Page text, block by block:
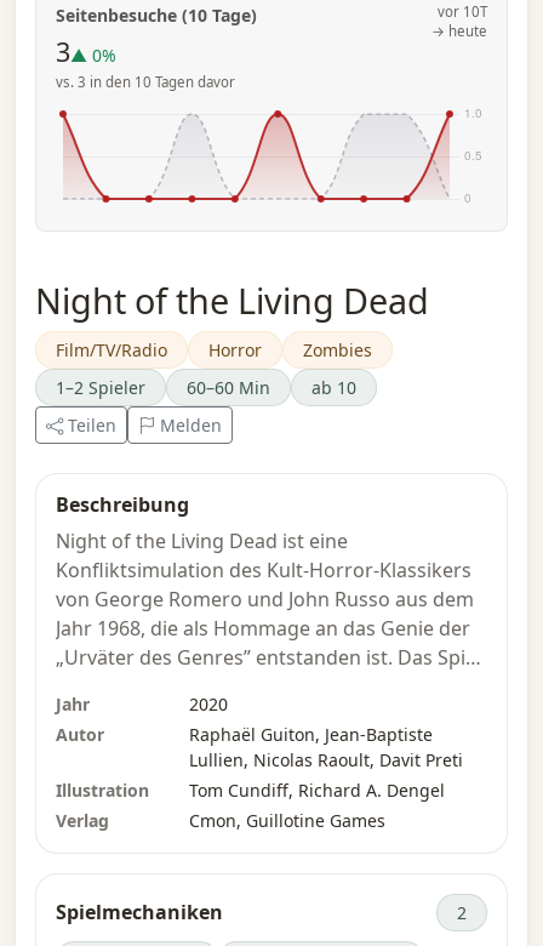
Seitenbesuche (10 Tage)
3▲ 0%
vs. 3 in den 10 Tagen davor
vor 10T
→ heute
Night of the Living Dead
Film/TV/Radio Horror
Zombies
1–2 Spieler
60–60 Min
ab 10
Teilen
Melden
Beschreibung
Night of the Living Dead ist eine
Konfliktsimulation des Kult-Horror-Klassikers
von George Romero und John Russo aus dem
Jahr 1968, die als Hommage an das Genie der
„Urväter des Genres” entstanden ist. Das Spiel
Gruppe von Menschen in einer abgelegenen
Farm im Süden zusammengeschlossen hat,
um sich in der Abenddämmerung gegen eine
wachsende Horde bedrohlicher „Wesen” zu
verteidigen, und dauert bis zum
Spiel für zwei Spieler, kann aber auch alleine
gespielt werden.
Jahr
2020
Autor
Raphaël Guiton, Jean-Baptiste
Lullien, Nicolas Raoult, Davit Preti
Illustration
Tom Cundiff, Richard A. Dengel
Verlag
Cmon, Guillotine Games
Spielmechaniken 2